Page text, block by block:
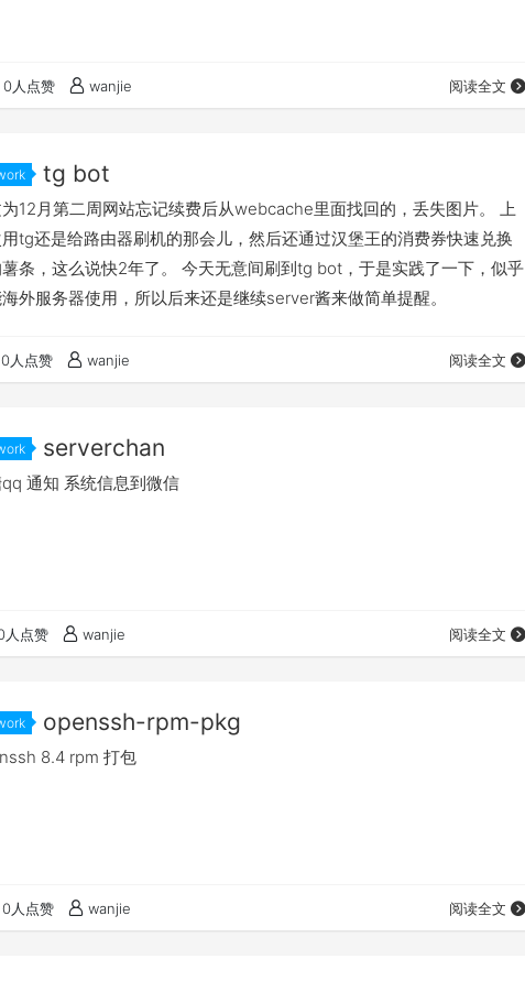
0人点赞 wanjie 阅读全文
tg bot
12月第二周网站忘记续费后从webcache里面找回的，丢失图片。 上
tg还是给路由器刷机的那会儿，然后还通过汉堡王的消费券快速兑换
条，这么说快2年了。 今天无意间刷到tg bot，于是实践了一下，似乎
外服务器使用，所以后来还是继续server酱来做简单提醒。
0人点赞 wanjie 阅读全文
serverchan
通知 系统信息到微信
人点赞 wanjie 阅读全文
openssh-rpm-pkg
8.4 rpm 打包
0人点赞 wanjie 阅读全文